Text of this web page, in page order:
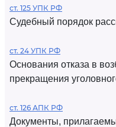
ст. 125 УПК РФ
Судебный порядок
ст. 24 УПК РФ
Основания отказа в
прекращения
ст. 126 АПК РФ
Документы,